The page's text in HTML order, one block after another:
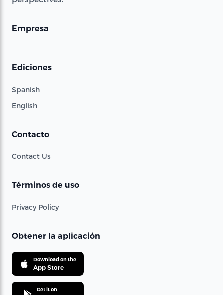
Empresa
Ediciones
Spanish
English
Contacto
Contact Us
Términos de uso
Privacy Policy
Obtener la aplicación
Download on the
App Store
Get it on